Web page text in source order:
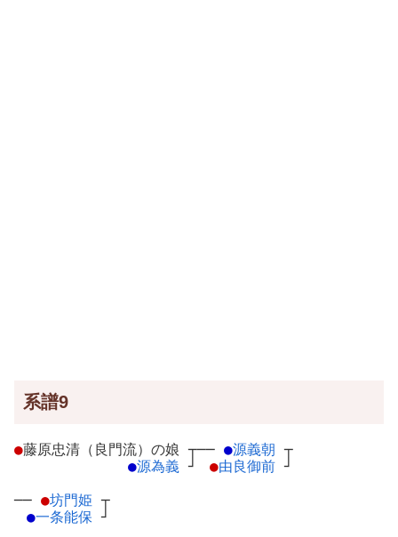
系譜9
●藤原忠清（良門流）の娘 ┬
●源為義 ┘
── ●源義朝 ┬
●由良御前 ┘
── ●坊門姫 ┬
●一条能保 ┘